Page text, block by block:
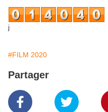
j
#FILM 2020
Partager